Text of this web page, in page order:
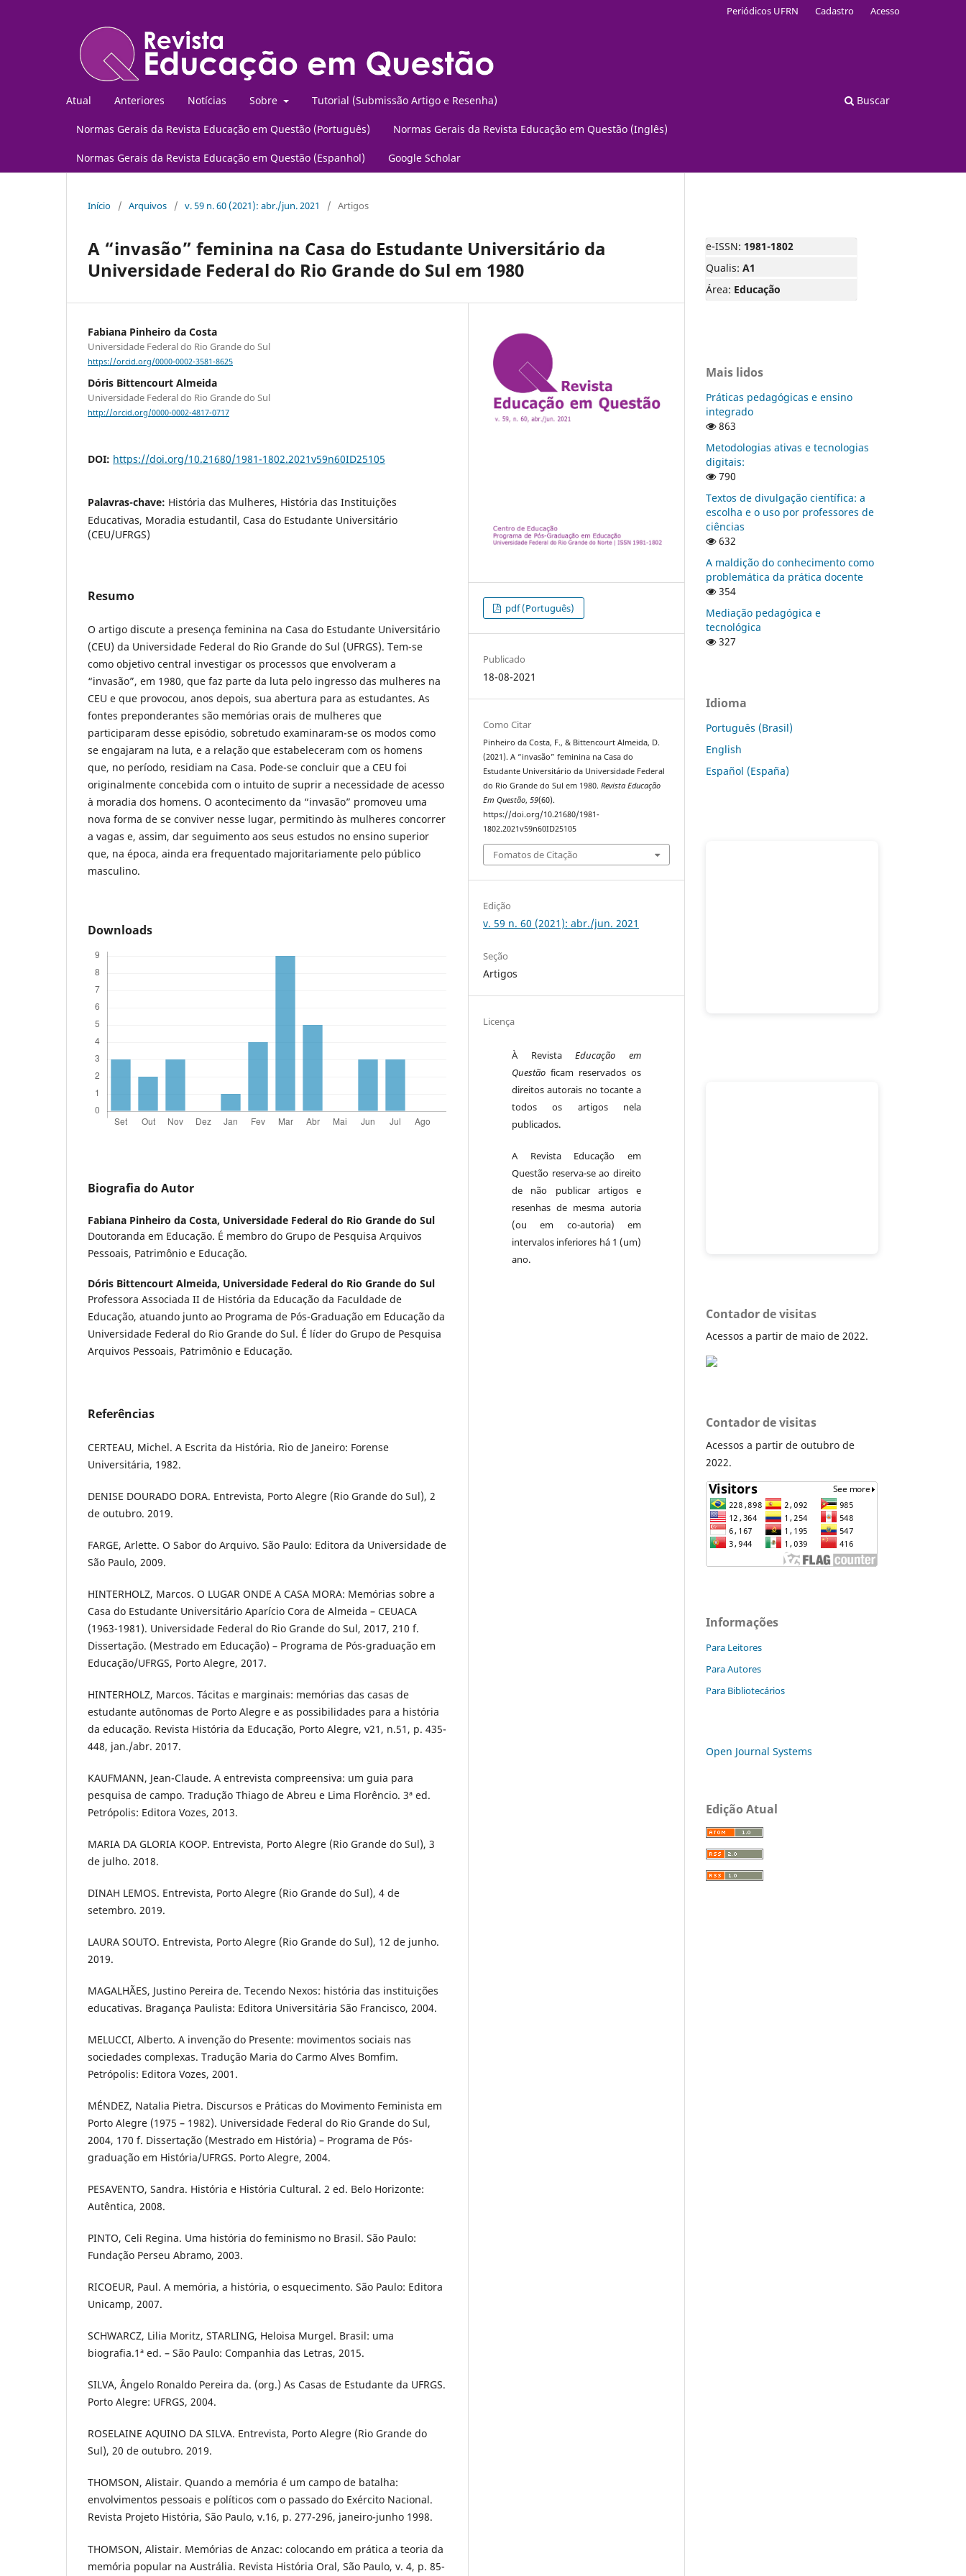
Atual Anteriores Notícias Sobre Tutorial (Submissão Artigo e Resenha)
Normas Gerais da Revista Educação em Questão (Português) Normas Gerais da Revista Educação em Questão (Inglês)
Normas Gerais da Revista Educação em Questão (Espanhol) Google Scholar
Buscar
Periódicos UFRN Cadastro Acesso
Início / Arquivos / v. 59 n. 60 (2021): abr./jun. 2021 / Artigos
A “invasão” feminina na Casa do Estudante Universitário da
Universidade Federal do Rio Grande do Sul em 1980
Fabiana Pinheiro da Costa
Universidade Federal do Rio Grande do Sul
https://orcid.org/0000-0002-3581-8625
Dóris Bittencourt Almeida
Universidade Federal do Rio Grande do Sul
http://orcid.org/0000-0002-4817-0717
DOI: https://doi.org/10.21680/1981-1802.2021v59n60ID25105
Palavras-chave: História das Mulheres, História das Instituições
Educativas, Moradia estudantil, Casa do Estudante Universitário
(CEU/UFRGS)
Resumo
O artigo discute a presença feminina na Casa do Estudante Universitário
(CEU) da Universidade Federal do Rio Grande do Sul (UFRGS). Tem-se
como objetivo central investigar os processos que envolveram a
“invasão”, em 1980, que faz parte da luta pelo ingresso das mulheres na
CEU e que provocou, anos depois, sua abertura para as estudantes. As
fontes preponderantes são memórias orais de mulheres que
participaram desse episódio, sobretudo examinaram-se os modos como
se engajaram na luta, e a relação que estabeleceram com os homens
que, no período, residiam na Casa. Pode-se concluir que a CEU foi
originalmente concebida com o intuito de suprir a necessidade de acesso
à moradia dos homens. O acontecimento da “invasão” promoveu uma
nova forma de se conviver nesse lugar, permitindo às mulheres concorrer
a vagas e, assim, dar seguimento aos seus estudos no ensino superior
que, na época, ainda era frequentado majoritariamente pelo público
masculino.
Downloads
Biografia do Autor
Fabiana Pinheiro da Costa, Universidade Federal do Rio Grande do Sul
Doutoranda em Educação. É membro do Grupo de Pesquisa Arquivos
Pessoais, Patrimônio e Educação.
Dóris Bittencourt Almeida, Universidade Federal do Rio Grande do Sul
Professora Associada II de História da Educação da Faculdade de
Educação, atuando junto ao Programa de Pós-Graduação em Educação da
Universidade Federal do Rio Grande do Sul. É líder do Grupo de Pesquisa
Arquivos Pessoais, Patrimônio e Educação.
Referências
CERTEAU, Michel. A Escrita da História. Rio de Janeiro: Forense
Universitária, 1982.
DENISE DOURADO DORA. Entrevista, Porto Alegre (Rio Grande do Sul), 2
de outubro. 2019.
FARGE, Arlette. O Sabor do Arquivo. São Paulo: Editora da Universidade de
São Paulo, 2009.
HINTERHOLZ, Marcos. O LUGAR ONDE A CASA MORA: Memórias sobre a
Casa do Estudante Universitário Aparício Cora de Almeida – CEUACA
(1963-1981). Universidade Federal do Rio Grande do Sul, 2017, 210 f.
Dissertação. (Mestrado em Educação) – Programa de Pós-graduação em
Educação/UFRGS, Porto Alegre, 2017.
HINTERHOLZ, Marcos. Tácitas e marginais: memórias das casas de
estudante autônomas de Porto Alegre e as possibilidades para a história
da educação. Revista História da Educação, Porto Alegre, v21, n.51, p. 435-
448, jan./abr. 2017.
KAUFMANN, Jean-Claude. A entrevista compreensiva: um guia para
pesquisa de campo. Tradução Thiago de Abreu e Lima Florêncio. 3ª ed.
Petrópolis: Editora Vozes, 2013.
MARIA DA GLORIA KOOP. Entrevista, Porto Alegre (Rio Grande do Sul), 3
de julho. 2018.
DINAH LEMOS. Entrevista, Porto Alegre (Rio Grande do Sul), 4 de
setembro. 2019.
LAURA SOUTO. Entrevista, Porto Alegre (Rio Grande do Sul), 12 de junho.
2019.
MAGALHÃES, Justino Pereira de. Tecendo Nexos: história das instituições
educativas. Bragança Paulista: Editora Universitária São Francisco, 2004.
MELUCCI, Alberto. A invenção do Presente: movimentos sociais nas
sociedades complexas. Tradução Maria do Carmo Alves Bomfim.
Petrópolis: Editora Vozes, 2001.
MÉNDEZ, Natalia Pietra. Discursos e Práticas do Movimento Feminista em
Porto Alegre (1975 – 1982). Universidade Federal do Rio Grande do Sul,
2004, 170 f. Dissertação (Mestrado em História) – Programa de Pós-
graduação em História/UFRGS. Porto Alegre, 2004.
PESAVENTO, Sandra. História e História Cultural. 2 ed. Belo Horizonte:
Autêntica, 2008.
PINTO, Celi Regina. Uma história do feminismo no Brasil. São Paulo:
Fundação Perseu Abramo, 2003.
RICOEUR, Paul. A memória, a história, o esquecimento. São Paulo: Editora
Unicamp, 2007.
SCHWARCZ, Lilia Moritz, STARLING, Heloisa Murgel. Brasil: uma
biografia.1ª ed. – São Paulo: Companhia das Letras, 2015.
SILVA, Ângelo Ronaldo Pereira da. (org.) As Casas de Estudante da UFRGS.
Porto Alegre: UFRGS, 2004.
ROSELAINE AQUINO DA SILVA. Entrevista, Porto Alegre (Rio Grande do
Sul), 20 de outubro. 2019.
THOMSON, Alistair. Quando a memória é um campo de batalha:
envolvimentos pessoais e políticos com o passado do Exército Nacional.
Revista Projeto História, São Paulo, v.16, p. 277-296, janeiro-junho 1998.
THOMSON, Alistair. Memórias de Anzac: colocando em prática a teoria da
memória popular na Austrália. Revista História Oral, São Paulo, v. 4, p. 85-
pdf (Português)
Publicado
18-08-2021
Como Citar
Pinheiro da Costa, F., & Bittencourt Almeida, D.
(2021). A “invasão” feminina na Casa do
Estudante Universitário da Universidade Federal
do Rio Grande do Sul em 1980.Revista Educação
Em Questão,59(60).
https://doi.org/10.21680/1981-
1802.2021v59n60ID25105
Fomatos de Citação
Edição
v. 59 n. 60 (2021): abr./jun. 2021
Seção
Artigos
Licença
À RevistaEducação em
Questão ficam reservados os
direitos autorais no tocante a
todos os artigos nela
publicados.
A Revista Educação em
Questão reserva-se ao direito
de não publicar artigos e
resenhas de mesma autoria
(ou em co-autoria) em
intervalos inferiores há 1 (um)
ano.
e-ISSN: 1981-1802
Qualis: A1
Área: Educação
Mais lidos
Práticas pedagógicas e ensino
integrado
863
Metodologias ativas e tecnologias
digitais:
790
Textos de divulgação científica: a
escolha e o uso por professores de
ciências
632
A maldição do conhecimento como
problemática da prática docente
354
Mediação pedagógica e
tecnológica
327
Idioma
Português (Brasil)
English
Español (España)
Contador de visitas
Acessos a partir de maio de 2022.
Contador de visitas
Acessos a partir de outubro de
2022.
Informações
Para Leitores
Para Autores
Para Bibliotecários
Open Journal Systems
Edição Atual